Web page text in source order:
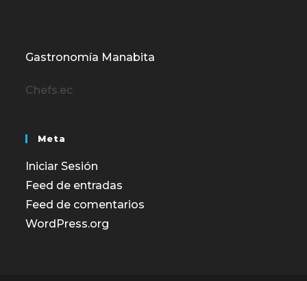
Gastronomía Manabita
Chefs.ec
Meta
Iniciar Sesión
Feed de entradas
Feed de comentarios
WordPress.org